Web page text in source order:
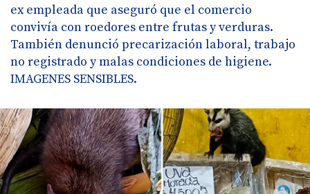
ex empleada que aseguró que el comercio
convivía con roedores entre frutas y verduras.
También denunció precarización laboral, trabajo
no registrado y malas condiciones de higiene.
IMAGENES SENSIBLES.